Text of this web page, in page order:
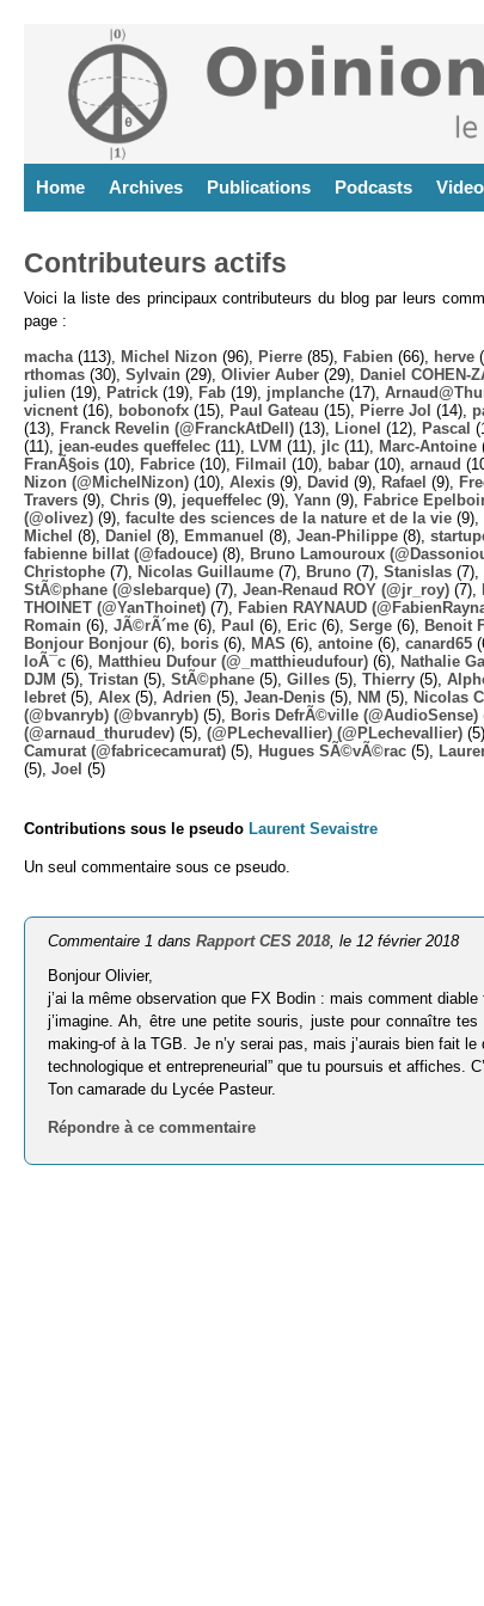
Home Archives Publications Podcasts
Contributeurs actifs
Voici la liste des principaux contributeurs du blog par leurs
page :
macha (113), Michel Nizon (96), Pierre (85), Fabien (66), herve
rthomas (30), Sylvain (29), Olivier Auber (29), Daniel COHEN-
julien (19), Patrick (19), Fab (19), jmplanche (17),
vicnent (16), bobonofx (15), Paul Gateau (15), Pierre Jol (14),
(13),
Franck Revelin (@FranckAtDell) (13), Lionel (12), Pascal
(11), jean-eudes queffelec (11), LVM (11), jlc (11), Marc-Antoine
FranÃ§ois (10), Fabrice (10), Filmail (10), babar (10), arnaud
Nizon (@MichelNizon) (10), Alexis (9), David (9), Rafael (9),
Travers (9), Chris (9), jequeffelec (9), Yann (9), Fabrice
(@olivez) (9), faculte des sciences de la nature et de la vie (9),
Michel (8), Daniel (8), Emmanuel (8), Jean-Philippe (8),
fabienne billat (@fadouce) (8), Bruno Lamouroux
Christophe (7), Nicolas Guillaume (7), Bruno (7), Stanislas (7),
StÃ©phane (@slebarque) (7), Jean-Renaud ROY (@jr_roy) (7),
THOINET (@YanThoinet) (7), Fabien RAYNAUD
Romain (6), JÃ©rÃ´me (6), Paul (6), Eric (6), Serge (6), Benoit
Bonjour Bonjour (6), boris (6), MAS (6), antoine (6), canard65
loÃ¯c (6), Matthieu Dufour (@_matthieudufour) (6), Nathalie
DJM (5), Tristan (5), StÃ©phane (5), Gilles (5), Thierry (5),
lebret (5), Alex (5), Adrien (5), Jean-Denis (5), NM (5), Nicolas
(@bvanryb) (@bvanryb) (5), Boris DefrÃ©ville (@AudioSense)
(@arnaud_thurudev) (5), (@PLechevallier) (@PLechevallier)
Camurat (@fabricecamurat) (5), Hugues SÃ©vÃ©rac (5),
(5), Joel (5)
Contributions sous le pseudo Laurent Sevaistre
Un seul commentaire sous ce pseudo.
Commentaire 1 dansRapport CES 2018, le 12 février 2018
Bonjour Olivier,
j’ai la même observation que FX Bodin : mais comment
j’imagine. Ah, être une petite souris, juste pour connaître
making-of à la TGB. Je n’y serai pas, mais j’aurais bien fait
technologique et entrepreneurial” que tu poursuis et affiches.
Ton camarade du Lycée Pasteur.
Répondre à ce commentaire